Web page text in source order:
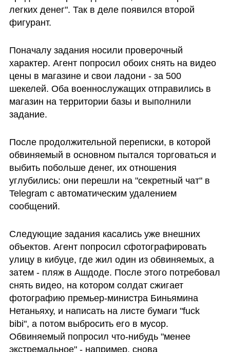
легких денег". Так в деле появился второй
фигурант.
Поначалу задания носили проверочный
характер. Агент попросил обоих снять на видео
цены в магазине и свои ладони - за 500
шекелей. Оба военнослужащих отправились в
магазин на территории базы и выполнили
задание.
После продолжительной переписки, в которой
обвиняемый в основном пытался торговаться и
выбить побольше денег, их отношения
углубились: они перешли на "секретный чат" в
Telegram с автоматическим удалением
сообщений.
Следующие задания касались уже внешних
объектов. Агент попросил сфотографировать
улицу в кибуце, где жил один из обвиняемых, а
затем - пляж в Ашдоде. После этого потребовал
снять видео, на котором солдат сжигает
фотографию премьер-министра Биньямина
Нетаньяху, и написать на листе бумаги "fuck
bibi", а потом выбросить его в мусор.
Обвиняемый попросил что-нибудь "менее
экстремальное" - например, снова